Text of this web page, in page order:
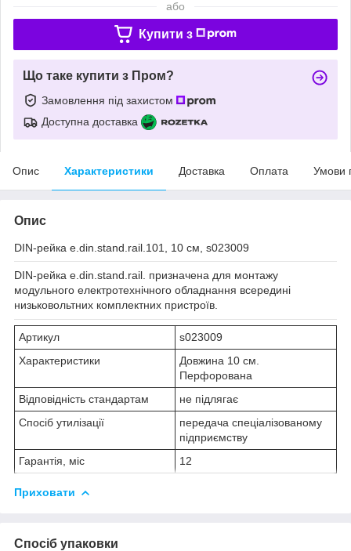
або
Купити з
Що таке купити з Пром?
Замовлення під захистом
Доступна доставка
Опис Характеристики Доставка Оплата Умови
Опис
DIN-рейка e.din.stand.rail.101, 10 см, s023009
DIN-рейка e.din.stand.rail. призначена для монтажу
модульного електротехнічного обладнання всередині
низьковольтних комплектних пристроїв.
Артикул
s023009
Характеристики
Довжина 10 см.
Перфорована
Відповідність стандартам
не підлягає
Спосіб утилізації
передача спеціалізованому
підприємству
Гарантія, міс
12
Приховати
Спосіб упаковки